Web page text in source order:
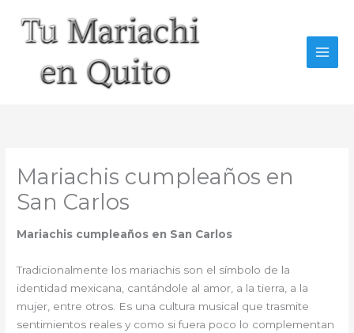
contenido
Mariachis cumpleaños en
San Carlos
Mariachis cumpleaños en San Carlos
Tradicionalmente los mariachis son el símbolo de la
identidad mexicana, cantándole al amor, a la tierra, a la
mujer, entre otros. Es una cultura musical que trasmite
sentimientos reales y como si fuera poco lo complementan